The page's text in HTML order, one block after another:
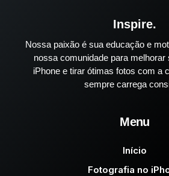
Inspire.
Nossa paixão é sua educação e
nossa comunidade para melhorar
iPhone e tirar ótimas fotos com a
sempre carrega
Menu
Início
Fotografia no